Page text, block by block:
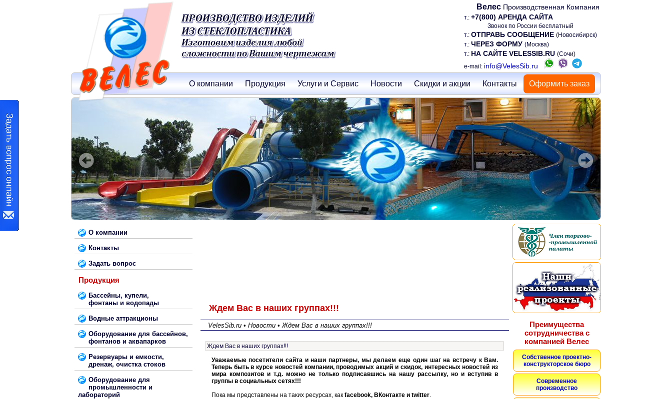
Велес Производственная Компания
т.: +7(800) АРЕНДА САЙТА
Звонок по России бесплатный
т.: ОТПРАВЬ СООБЩЕНИЕ (Новосибирск)
т.: ЧЕРЕЗ ФОРМУ (Москва)
т.: НА САЙТЕ VELESSIB.RU (Сочи)
e-mail: info@VelesSib.ru
О компании Продукция Услуги и Сервис Новости Скидки и акции Контакты Оформить заказ
О компании
Контакты
Задать вопрос
Продукция
Бассейны, купели,
фонтаны и водопады
Водные аттракционы
Оборудование для бассейнов,
фонтанов и аквапарков
Резервуары и емкости,
дренаж, очистка стоков
Оборудование для
промышленности и
лабораторий
Ждем Вас в наших группах!!!
VelesSib.ru • Новости • Ждем Вас в наших группах!!!
Ждем Вас в наших группах!!!
Уважаемые посетители сайта и наши партнеры, мы делаем еще один шаг на встречу к Вам.
Теперь быть в курсе новостей компании, проводимых акций и скидок, интересных новостей из
мира композитов и т.д. можно не только подписавшись на нашу рассылку, но и вступив в
группы в социальных сетях!!!
Пока мы представлены на таких ресурсах, как facebook, ВКонтакте и twitter.
Преимущества
сотрудничества с
компанией Велес
Собственное проектно-
конструкторское бюро
Современное
производство